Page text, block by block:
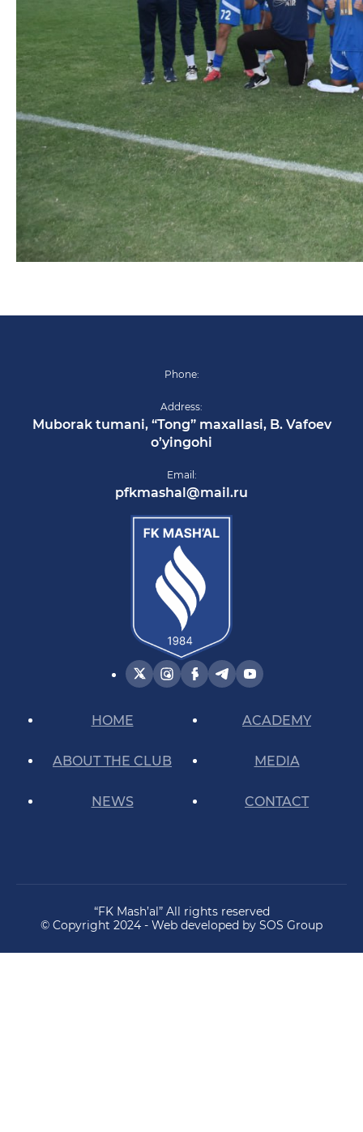
Phone:
Address:
Muborak tumani, “Tong” maxallasi, B. Vafoev
o’yingohi
Email:
pfkmashal@mail.ru
HOME
ABOUT THE CLUB
NEWS
ACADEMY
MEDIA
CONTACT
“FK Mash’al” All rights reserved
© Copyright 2024 - Web developed by SOS Group